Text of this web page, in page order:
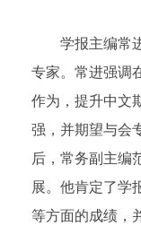
学报主编常
专家。常进强调
作为，提升中文
强，并期望与会
后，常务副主编
展。他肯定了学
等方面的成绩，